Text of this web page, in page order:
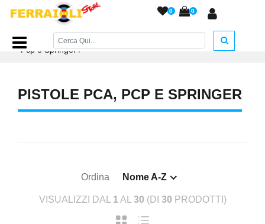
0 0
Home Page/ARMI AD ARIA COMPRESSA/Pistole Pca,
Pcp e Springer/
PISTOLE PCA, PCP E SPRINGER
Ordina Nome A-Z
VISUALIZZI DAL 1 AL 30 (DI 30 PRODOTTI)